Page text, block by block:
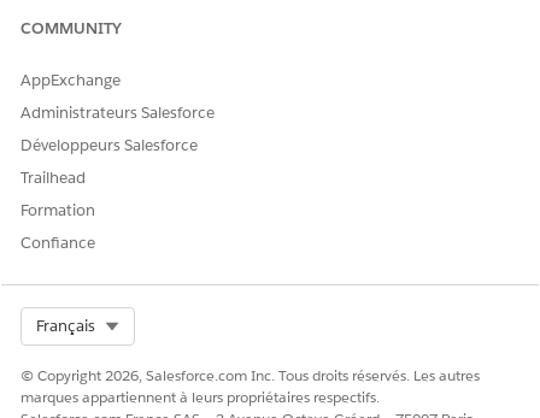
CET ARTICLE A-T-IL RÉSOLU VOTRE PROBLÈME ?
COMMUNITY
AppExchange
Administrateurs Salesforce
Développeurs Salesforce
Trailhead
Formation
Confiance
Français
© Copyright 2026, Salesforce.com Inc. Tous droits réservés. Les autres
marques appartiennent à leurs propriétaires respectifs.